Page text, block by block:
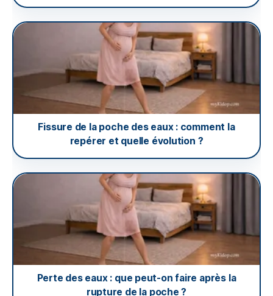
Fissure de la poche des eaux : comment la
repérer et quelle évolution ?
Perte des eaux : que peut-on faire après la
rupture de la poche ?